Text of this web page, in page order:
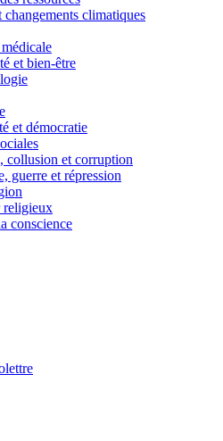
climatiques
et bien-être
et démocratie
collusion et corruption
guerre et répression
conscience